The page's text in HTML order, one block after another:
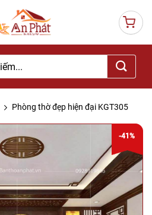
Phòng thờ đẹp hiện đại KGT305
-41%